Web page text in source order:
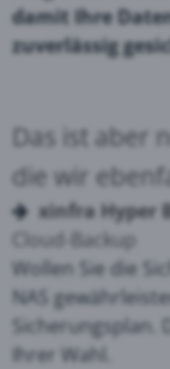
damit Ihre
zuverlässig
Das ist aber
die wir
xinfra Hyper
Cloud-Backup
Wollen Sie die
NAS
Sicherungsplan.
Ihrer Wahl.